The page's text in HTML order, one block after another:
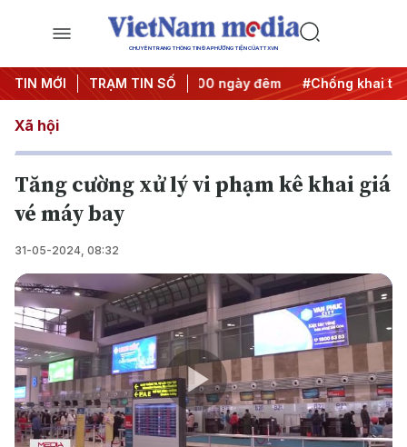
CHUYÊN TRANG THÔNG TIN ĐA PHƯƠNG TIỆN CỦA TTXVN
TIN MỚI TRẠM TIN SỐ
động #Chiến dịch 500 ngày đêm #Chống khai thác IUU
Xã hội
Tăng cường xử lý vi phạm kê khai giá
vé máy bay
31-05-2024, 08:32
Play